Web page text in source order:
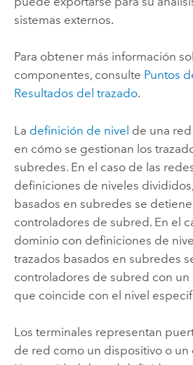
sistemas externos.
Para obtener más información
componentes, consulte Puntos
Resultados del trazado.
La definición de nivel de una
en cómo se gestionan los
subredes. En el caso de las
definiciones de niveles
basados en subredes se
controladores de subred. En el
dominio con definiciones de
trazados basados en subredes
controladores de subred con
que coincide con el nivel
Los terminales representan
de red como un dispositivo o